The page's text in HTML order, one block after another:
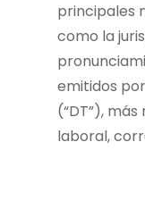
principales
como la
emitidos
(“DT”),
laboral,